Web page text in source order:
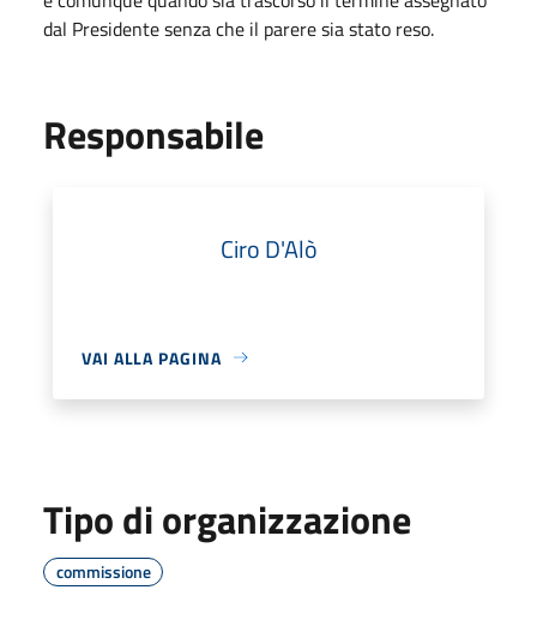
dal Presidente senza che il parere sia stato reso.
Responsabile
Ciro D'Alò
VAI ALLA PAGINA
Tipo di organizzazione
commissione